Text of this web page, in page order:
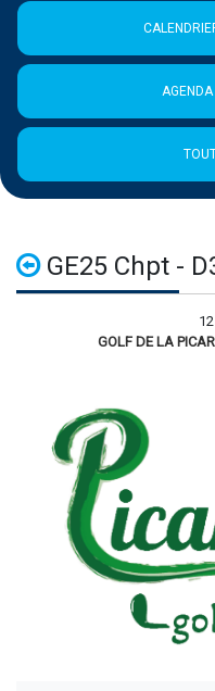
GE25 Chpt -
GOLF DE LA